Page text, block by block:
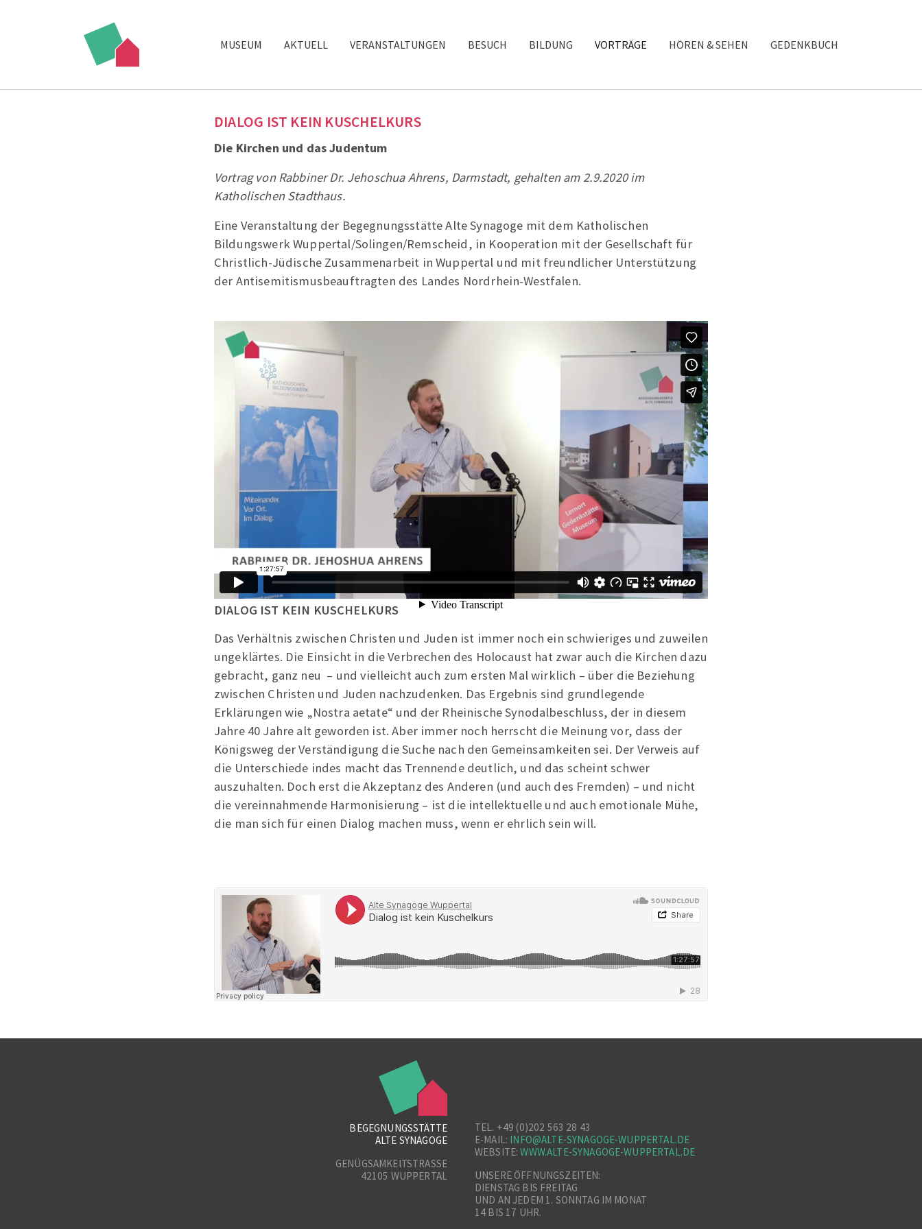
MUSEUM AKTUELL VERANSTALTUNGEN BESUCH BILDUNG VORTRÄGE HÖREN & SEHEN GEDENKBUCH
DIALOG IST KEIN KUSCHELKURS
Die Kirchen und das Judentum
Vortrag von Rabbiner Dr. Jehoschua Ahrens, Darmstadt, gehalten am 2.9.2020 im
Katholischen Stadthaus.
Eine Veranstaltung der Begegnungsstätte Alte Synagoge mit dem Katholischen
Bildungswerk Wuppertal/Solingen/Remscheid, in Kooperation mit der Gesellschaft für
Christlich-Jüdische Zusammenarbeit in Wuppertal und mit freundlicher Unterstützung
der Antisemitismusbeauftragten des Landes Nordrhein-Westfalen.
DIALOG IST KEIN KUSCHELKURS
Das Verhältnis zwischen Christen und Juden ist immer noch ein schwieriges und zuweilen
ungeklärtes. Die Einsicht in die Verbrechen des Holocaust hat zwar auch die Kirchen dazu
gebracht, ganz neu – und vielleicht auch zum ersten Mal wirklich – über die Beziehung
zwischen Christen und Juden nachzudenken. Das Ergebnis sind grundlegende
Erklärungen wie „Nostra aetate“ und der Rheinische Synodalbeschluss, der in diesem
Jahre 40 Jahre alt geworden ist. Aber immer noch herrscht die Meinung vor, dass der
Königsweg der Verständigung die Suche nach den Gemeinsamkeiten sei. Der Verweis auf
die Unterschiede indes macht das Trennende deutlich, und das scheint schwer
auszuhalten. Doch erst die Akzeptanz des Anderen (und auch des Fremden) – und nicht
die vereinnahmende Harmonisierung – ist die intellektuelle und auch emotionale Mühe,
die man sich für einen Dialog machen muss, wenn er ehrlich sein will.
BEGEGNUNGSSTÄTTE
ALTE SYNAGOGE
GENÜGSAMKEITSTRASSE
42105 WUPPERTAL
TEL. +49 (0)202 563 28 43
E-MAIL: INFO@ALTE-SYNAGOGE-WUPPERTAL.DE
WEBSITE:WWW.ALTE-SYNAGOGE-WUPPERTAL.DE
UNSERE ÖFFNUNGSZEITEN:
DIENSTAG BIS FREITAG
UND AN JEDEM 1. SONNTAG IM MONAT
14 BIS 17 UHR.